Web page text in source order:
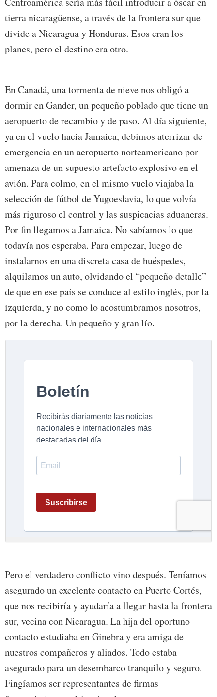
tierra nicaragüense, a través de la frontera sur que
divide a Nicaragua y Honduras. Esos eran los
planes, pero el destino era otro.
En Canadá, una tormenta de nieve nos obligó a
dormir en Gander, un pequeño poblado que tiene un
aeropuerto de recambio y de paso. Al día siguiente,
ya en el vuelo hacia Jamaica, debimos aterrizar de
emergencia en un aeropuerto norteamericano por
amenaza de un supuesto artefacto explosivo en el
avión. Para colmo, en el mismo vuelo viajaba la
selección de fútbol de Yugoeslavia, lo que volvía
más riguroso el control y las suspicacias aduaneras.
Por fin llegamos a Jamaica. No sabíamos lo que
todavía nos esperaba. Para empezar, luego de
instalarnos en una discreta casa de huéspedes,
alquilamos un auto, olvidando el “pequeño detalle”
de que en ese país se conduce al estilo inglés, por la
izquierda, y no como lo acostumbramos nosotros,
por la derecha. Un pequeño y gran lío.
Pero el verdadero conflicto vino después. Teníamos
asegurado un excelente contacto en Puerto Cortés,
que nos recibiría y ayudaría a llegar hasta la frontera
sur, vecina con Nicaragua. La hija del oportuno
contacto estudiaba en Ginebra y era amiga de
nuestros compañeros y aliados. Todo estaba
asegurado para un desembarco tranquilo y seguro.
Fingíamos ser representantes de firmas